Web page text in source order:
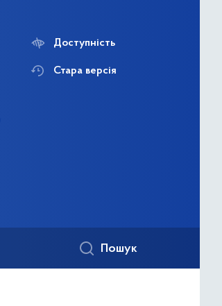
Доступність
Стара версія
Пошук